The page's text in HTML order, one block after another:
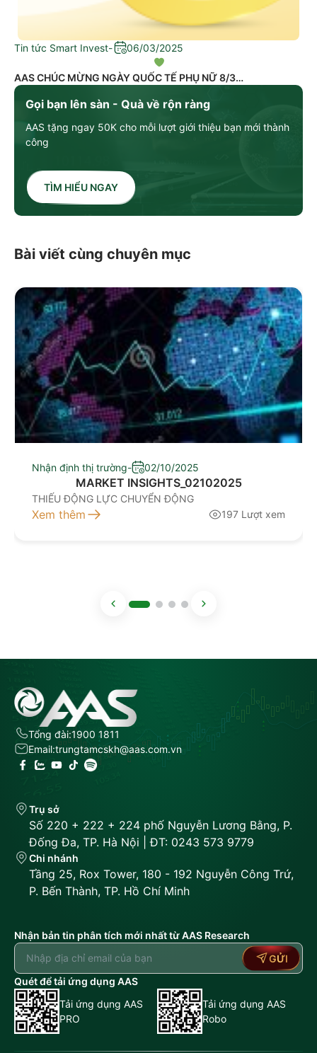
Gọi bạn lên sàn - Quà về rộn ràng
AAS tặng ngay 50K cho mỗi lượt giới thiệu bạn mới thành
công
TÌM HIỂU NGAY
Tin tức Smart Invest- 06/03/2025
AAS CHÚC MỪNG NGÀY QUỐC TẾ PHỤ NỮ 8/3
Bài viết cùng chuyên mục
Nhận định thị trường- 02/10/2025
MARKET INSIGHTS_02102025
THIẾU ĐỘNG LỰC CHUYỂN ĐỘNG
Xem thêm 197 Lượt xem
Tổng đài:1900 1811
Email:trungtamcskh@aas.com.vn
Trụ sở
Số 220 + 222 + 224 phố Nguyễn Lương Bằng, P.
Đống Đa, TP. Hà Nội | ĐT: 0243 573 9779
Chi nhánh
Tầng 25, Rox Tower, 180 - 192 Nguyễn Công Trứ,
P. Bến Thành, TP. Hồ Chí Minh
Nhận bản tin phân tích mới nhất từ AAS Research
GỬI
Quét để tải ứng dụng AAS
Tải ứng dụng AAS
PRO
Tải ứng dụng AAS
Robo